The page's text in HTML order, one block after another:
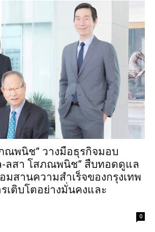
ณพนิช” วางมือธุรกิจมอบ
-ลสา โสภณพนิช” สืบทอดดูแล
สานความสำเร็จของกรุงเทพ
เติบโตอย่างมั่นคงและ
0